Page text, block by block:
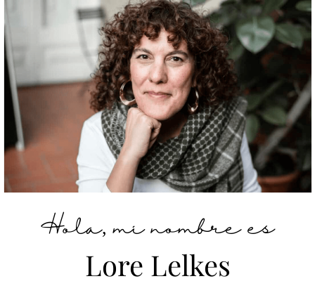
Hola, mi nombre es
Lore Lelkes